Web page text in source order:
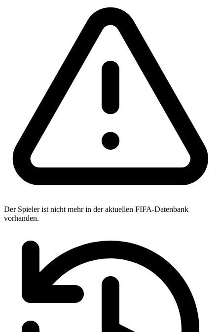
Der Spieler ist nicht mehr in der aktuellen FIFA-Datenbank
vorhanden.